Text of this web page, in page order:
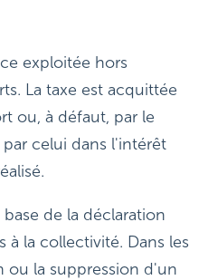
exploitée hors
La taxe est acquittée
ou, à défaut, par le
celui dans l'intérêt
de la déclaration
à la collectivité. Dans les
ou la suppression d'un